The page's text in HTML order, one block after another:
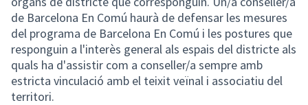
de Barcelona En Comú haurà de defensar les mesures
del programa de Barcelona En Comú i les postures que
responguin a l'interès general als espais del districte als
quals ha d'assistir com a conseller/a sempre amb
estricta vinculació amb el teixit veïnal i associatiu del
territori.